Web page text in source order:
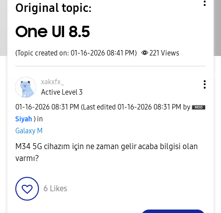
Original topic:
One UI 8.5
(Topic created on: 01-16-2026 08:41 PM) 221 Views
xakxfx_
Active Level 3
‎01-16-2026 08:31 PM (Last edited ‎01-16-2026 08:31 PM by
Siyah ) in
Galaxy M
M34 5G cihazım için ne zaman gelir acaba bilgisi olan
varmı?
6 Likes